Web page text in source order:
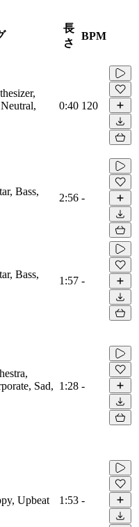
長
さ
BPM
0:40 120
Bass,
2:56 -
Bass,
1:57 -
Sad, 1:28 -
Upbeat 1:53 -